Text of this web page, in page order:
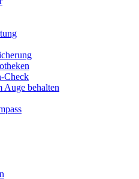
Check
Auge behalten